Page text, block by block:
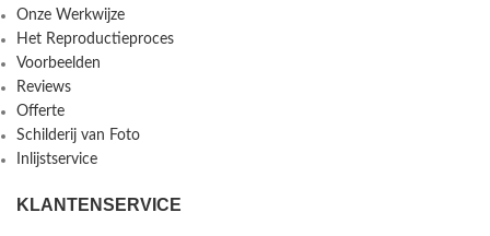
Onze Werkwijze
Het Reproductieproces
Voorbeelden
Reviews
Offerte
Schilderij van Foto
Inlijstservice
KLANTENSERVICE